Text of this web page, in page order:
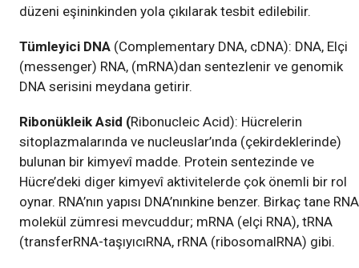
düzeni eşininkinden yola çıkılarak tesbit edilebilir.
Tümleyici DNA (Complementary DNA, cDNA): DNA, Elçi
(messenger) RNA, (mRNA)dan sentezlenir ve genomik
DNA serisini meydana getirir.
Ribonükleik Asid (Ribonucleic Acid): Hücrelerin
sitoplazmalarında ve nucleuslar’ında (çekirdeklerinde)
bulunan bir kimyevî madde. Protein sentezinde ve
Hücre’deki diger kimyevî aktivitelerde çok önemli bir rol
oynar. RNA’nın yapısı DNA’nınkine benzer. Birkaç tane RNA
molekül zümresi mevcuddur; mRNA (elçi RNA), tRNA
(transferRNA-taşıyıcıRNA, rRNA (ribosomalRNA) gibi.